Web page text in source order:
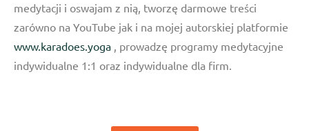
medytacji i oswajam z nią, tworzę darmowe treści
zarówno na YouTube jak i na mojej autorskiej platformie
www.karadoes.yoga , prowadzę programy medytacyjne
indywidualne 1:1 oraz indywidualne dla firm.